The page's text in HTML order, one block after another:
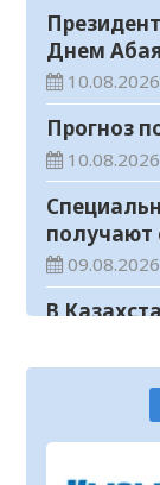
Днем Абая
10.08.2026
Прогноз
10.08.2026
получают
занятых
09.08.2026
В
09.08.2026
Более
09.08.2026